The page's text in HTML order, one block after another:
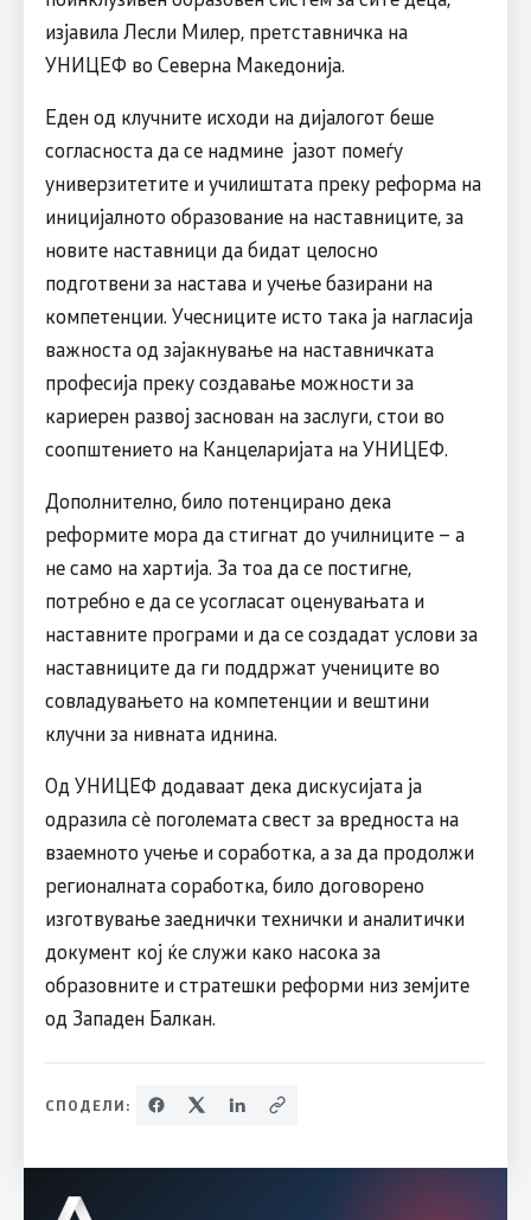
изјавила Лесли Милер, претставничка на
УНИЦЕФ во Северна Македонија.
Еден од клучните исходи на дијалогот беше
согласноста да се надмине јазот помеѓу
универзитетите и училиштата преку реформа на
иницијалното образование на наставниците, за
новите наставници да бидат целосно
подготвени за настава и учење базирани на
компетенции. Учесниците исто така ја нагласија
важноста од зајакнување на наставничката
професија преку создавање можности за
кариерен развој заснован на заслуги, стои во
соопштението на Канцеларијата на УНИЦЕФ.
Дополнително, било потенцирано дека
реформите мора да стигнат до училниците – а
не само на хартија. За тоа да се постигне,
потребно е да се усогласат оценувањата и
наставните програми и да се создадат услови за
наставниците да ги поддржат учениците во
совладувањето на компетенции и вештини
клучни за нивната иднина.
Од УНИЦЕФ додаваат дека дискусијата ја
одразила сè поголемата свест за вредноста на
взаемното учење и соработка, а за да продолжи
регионалната соработка, било договорено
изготвување заеднички технички и аналитички
документ кој ќе служи како насока за
образовните и стратешки реформи низ земјите
од Западен Балкан.
СПОДЕЛИ: